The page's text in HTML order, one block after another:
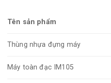
Tên sản phẩm
Thùng nhựa đựng máy
Máy toàn đạc IM105